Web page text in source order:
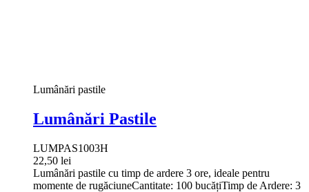
Lumânări pastile
Lumânări Pastile
LUMPAS1003H
22,50 lei
Lumânări pastile cu timp de ardere 3 ore, ideale pentru
momente de rugăciuneCantitate: 100 bucățiTimp de Ardere: 3